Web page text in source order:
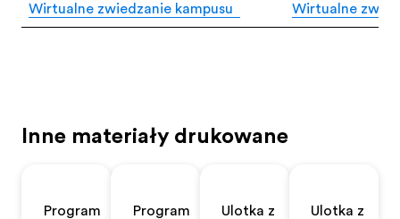
Wirtualne zwiedzanie kampusu Wirtualne
Inne materiały drukowane
Program
Program
Ulotka z
Ulotka z